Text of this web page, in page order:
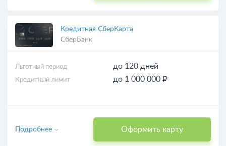
Кредитная СберКарта
СберБанк
Льготный период до 120 дней
Кредитный лимит до 1 000 000 ₽
Оформить карту
Подробнее